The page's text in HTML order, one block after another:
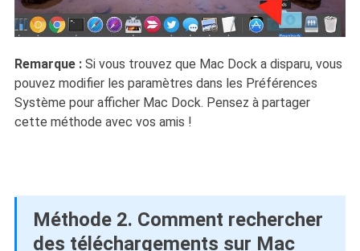
Remarque :Si vous trouvez que Mac Dock a disparu, vous
pouvez modifier les paramètres dans les Préférences
Système pour afficher Mac Dock. Pensez à partager
cette méthode avec vos amis !
Méthode 2. Comment rechercher
des téléchargements sur Mac